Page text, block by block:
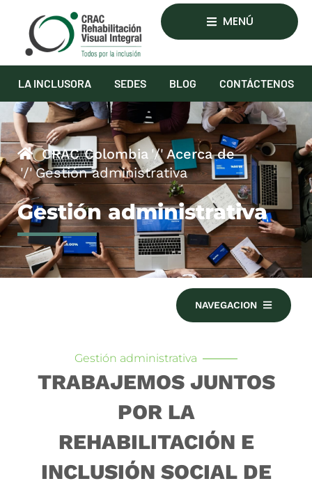
MENÚ
LA INCLUSORA SEDES BLOG CONTÁCTENOS
CRAC Colombia
Acerca de
Gestión administrativa
Gestión administrativa
NAVEGACION
Gestión administrativa
TRABAJEMOS JUNTOS
POR LA
REHABILITACIÓN E
INCLUSIÓN SOCIAL DE